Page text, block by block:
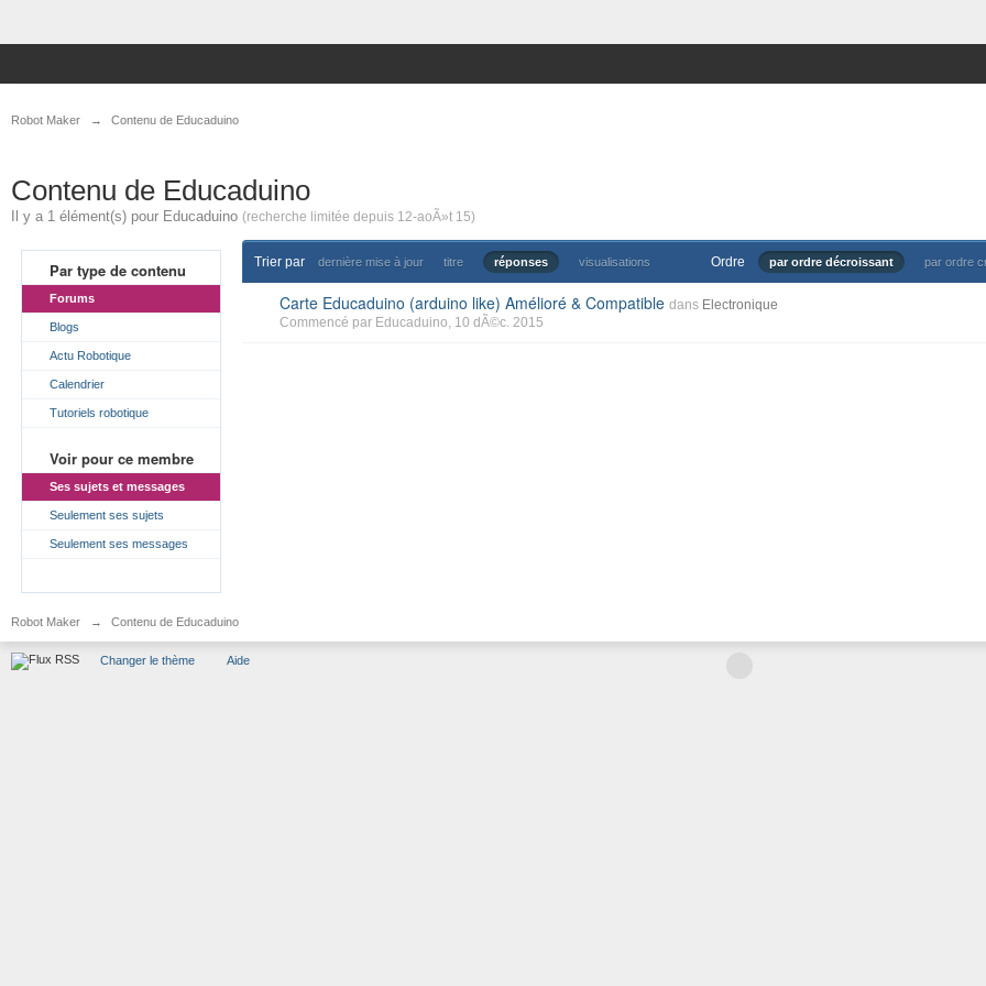
Robot Maker → Contenu de Educaduino
Contenu de Educaduino
Il y a 1 élément(s) pour Educaduino (recherche limitée depuis 12-aoÃ»t 15)
Par type de contenu
Forums
Blogs
Actu Robotique
Calendrier
Tutoriels robotique
Voir pour ce membre
Ses sujets et messages
Seulement ses sujets
Seulement ses messages
Trier par dernière mise à jour titre réponses visualisations Ordre par ordre décroissant par ordre
Carte Educaduino (arduino like) Amélioré & Compatible dans Electronique
Commencé par Educaduino, 10 dÃ©c. 2015
Robot Maker → Contenu de Educaduino
Changer le thème Aide